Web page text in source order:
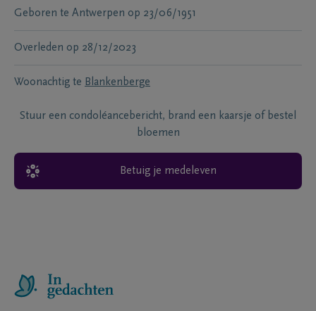
Geboren te Antwerpen op 23/06/1951
Overleden op 28/12/2023
Woonachtig te Blankenberge
Stuur een condoléancebericht, brand een kaarsje of bestel
bloemen
Betuig je medeleven